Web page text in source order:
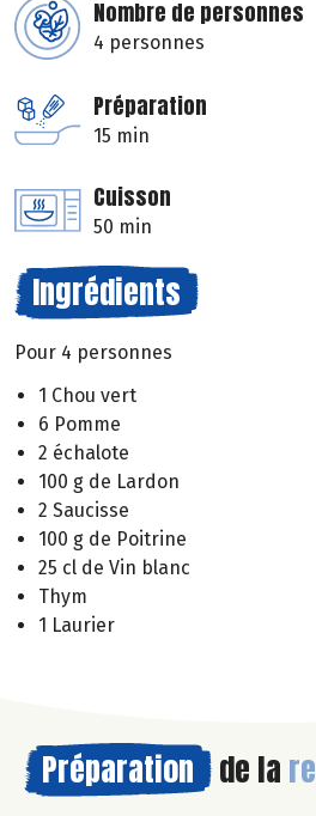
Nombre de personnes
4 personnes
Préparation
15 min
Cuisson
50 min
Ingrédients
Pour 4 personnes
1 Chou vert
6 Pomme
2 échalote
100 g de Lardon
2 Saucisse
100 g de Poitrine
25 cl de Vin blanc
Thym
1 Laurier
Préparation de la